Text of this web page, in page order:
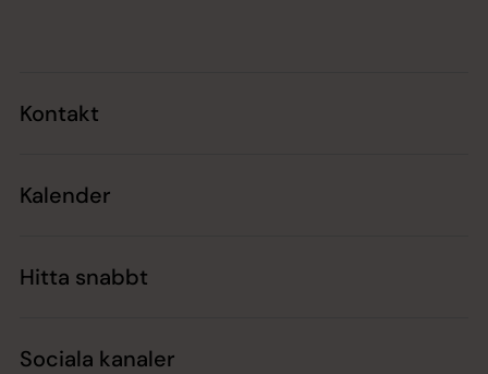
Kontakt
Kalender
Hitta snabbt
Sociala kanaler